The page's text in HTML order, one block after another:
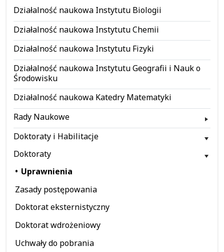
Działalność naukowa Instytutu Biologii
Działalność naukowa Instytutu Chemii
Działalność naukowa Instytutu Fizyki
Działalność naukowa Instytutu Geografii i Nauk o
Środowisku
Działalność naukowa Katedry Matematyki
Rady Naukowe
Doktoraty i Habilitacje
Doktoraty
Uprawnienia
Zasady postępowania
Doktorat eksternistyczny
Doktorat wdrożeniowy
Uchwały do pobrania